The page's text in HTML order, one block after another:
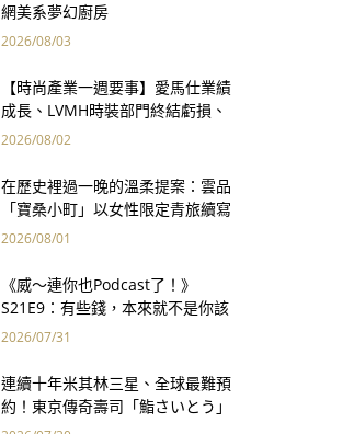
網美系夢幻廚房
2026/08/03
【時尚產業一週要事】愛馬仕業績
成長、LVMH時裝部門終結虧損、
Kering轉型策略初現成效、Prada
2026/08/02
在歷史裡過一晚的溫柔提案：雲品
「寶桑小町」以女性限定青旅續寫
台東老屋記憶
2026/08/01
《威～連你也Podcast了！》
S21E9：有些錢，本來就不是你該
賺的——讀《一個投機者的告白》
2026/07/31
連續十年米其林三星、全球最難預
約！東京傳奇壽司「鮨さいとう」
為何破例首度來台？